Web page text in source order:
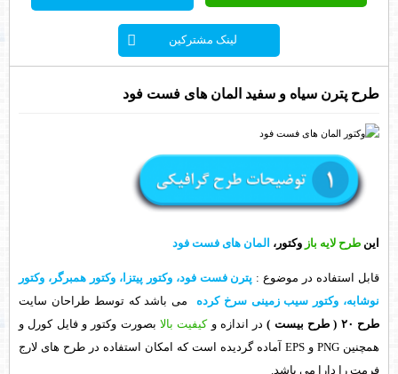
لینک مشترکین
طرح پترن سیاه و سفید المان های فست فود
این طرح لایه باز وکتور، المان های فست فود
قابل استفاده در موضوع : پترن فست فود، وکتور پیتزا، وکتور همبرگر، وکتور
نوشابه، وکتور سیب زمینی سرخ کرده می باشد که توسط طراحان سایت
طرح ۲۰
( طرح بیست )در اندازه وکیفیت بالا بصورت وکتور و فایل کورل و
همچنین PNG و EPS آماده گردیده است که امکان استفاده در طرح های لارج
فرمت را دارا می باشد.